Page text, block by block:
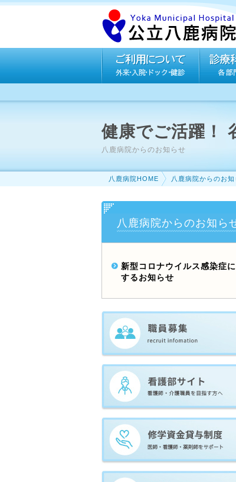
健康でご活躍！
八鹿病院からのお知らせ
八鹿病院HOME 八鹿病院からのお知
八鹿病院からのお知ら
新型コロナウイルス感染症
するお知らせ